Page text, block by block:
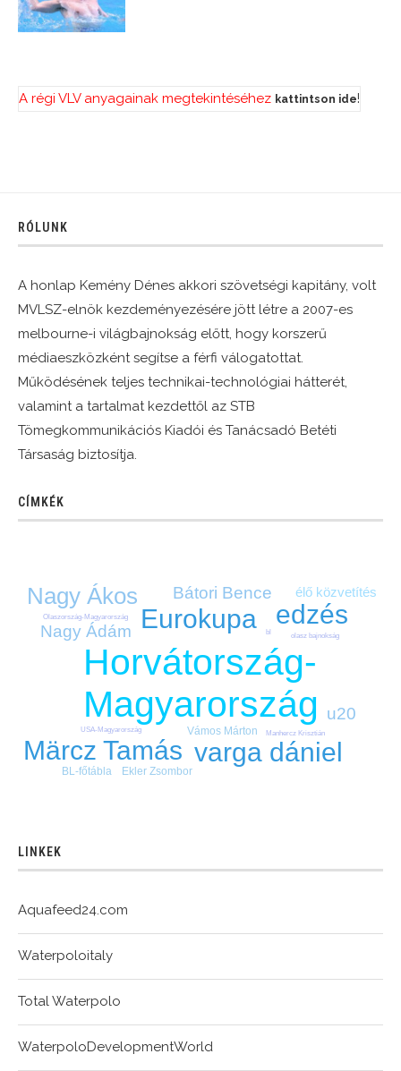
A régi VLV anyagainak megtekintéséhez kattintson ide!
RÓLUNK
A honlap Kemény Dénes akkori szövetségi kapitány, volt
MVLSZ-elnök kezdeményezésére jött létre a 2007-es
melbourne-i világbajnokság előtt, hogy korszerű
médiaeszközként segítse a férfi válogatottat.
Működésének teljes technikai-technológiai hátterét,
valamint a tartalmat kezdettől az STB
Tömegkommunikációs Kiadói és Tanácsadó Betéti
Társaság biztosítja.
CÍMKÉK
Horvátország-
Magyarország
edzés
Eurokupa
Märcz Tamás varga dániel
Nagy Ákos Bátori Bence
Nagy Ádám
u20
élő közvetítés
BL-főtábla Ekler Zsombor
Vámos Márton
bl
Manhercz Krisztián
olasz bajnokság
Olaszország-Magyarország
USA-Magyarország
LINKEK
Aquafeed24.com
Waterpoloitaly
Total Waterpolo
WaterpoloDevelopmentWorld